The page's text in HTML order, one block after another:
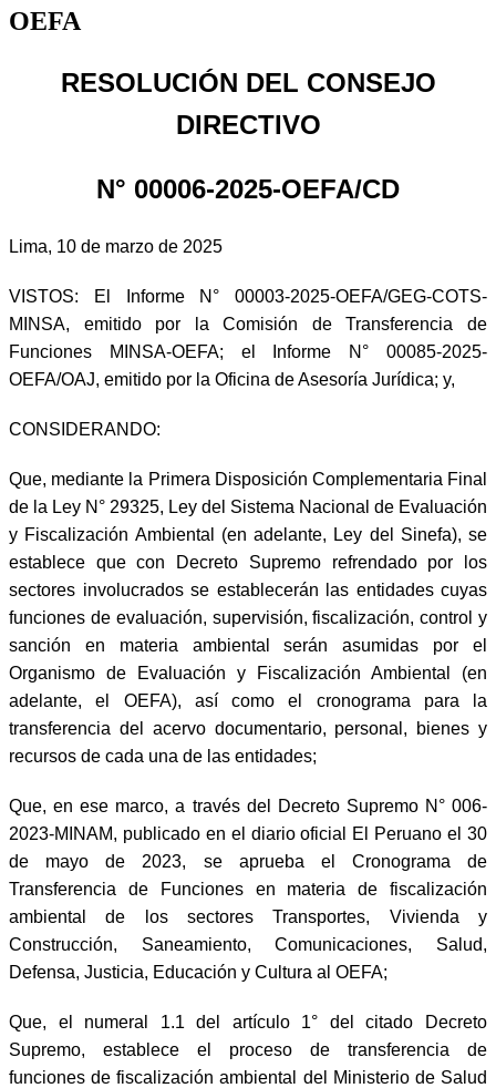
OEFA
RESOLUCIÓN DEL CONSEJO
DIRECTIVO
N° 00006-2025-OEFA/CD
Lima, 10 de marzo de 2025
VISTOS: El Informe N° 00003-2025-OEFA/GEG-COTS-
MINSA, emitido por la Comisión de Transferencia de
Funciones MINSA-OEFA; el Informe N° 00085-2025-
OEFA/OAJ, emitido por la Oficina de Asesoría Jurídica; y,
CONSIDERANDO:
Que, mediante la Primera Disposición Complementaria Final
de la Ley N° 29325, Ley del Sistema Nacional de Evaluación
y Fiscalización Ambiental (en adelante, Ley del Sinefa), se
establece que con Decreto Supremo refrendado por los
sectores involucrados se establecerán las entidades cuyas
funciones de evaluación, supervisión, fiscalización, control y
sanción en materia ambiental serán asumidas por el
Organismo de Evaluación y Fiscalización Ambiental (en
adelante, el OEFA), así como el cronograma para la
transferencia del acervo documentario, personal, bienes y
recursos de cada una de las entidades;
Que, en ese marco, a través del Decreto Supremo N° 006-
2023-MINAM, publicado en el diario oficial El Peruano el 30
de mayo de 2023, se aprueba el Cronograma de
Transferencia de Funciones en materia de fiscalización
ambiental de los sectores Transportes, Vivienda y
Construcción, Saneamiento, Comunicaciones, Salud,
Defensa, Justicia, Educación y Cultura al OEFA;
Que, el numeral 1.1 del artículo 1° del citado Decreto
Supremo, establece el proceso de transferencia de
funciones de fiscalización ambiental del Ministerio de Salud